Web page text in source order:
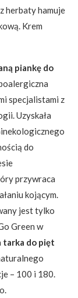
herbaty hamuje
Krem
piankę do
specjalistami z
Uzyskała
do
przywraca
kojącym.
jest tylko
Green w
tarka do pięt
– 100 i 180.